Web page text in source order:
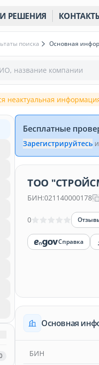
РЕШЕНИЯ
поиска Основная
название компании
неактуальная
Бесплатные
Зарегистрируйтесь
ТОО
БИН:021140000178
0
Справка
Основная
БИН